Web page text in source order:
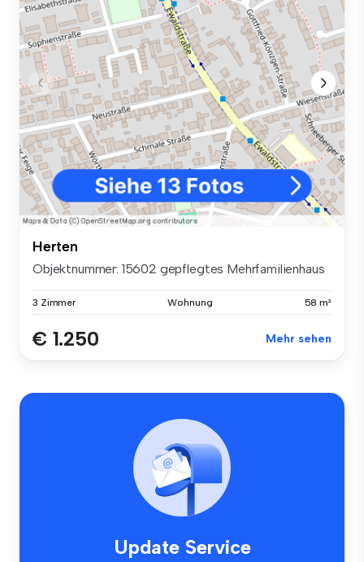
Herten
Objektnummer: 15602 gepflegtes Mehrfamilienhaus
3 Zimmer Wohnung 58 m²
€ 1.250 Mehr sehen
Update Service